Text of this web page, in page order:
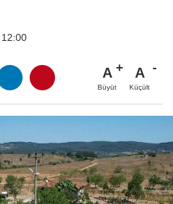
A
Büyüt
A
Küçült